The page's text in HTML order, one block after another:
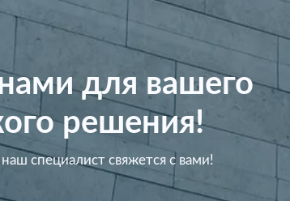
для вашего
решения!
специалист свяжется с вами!